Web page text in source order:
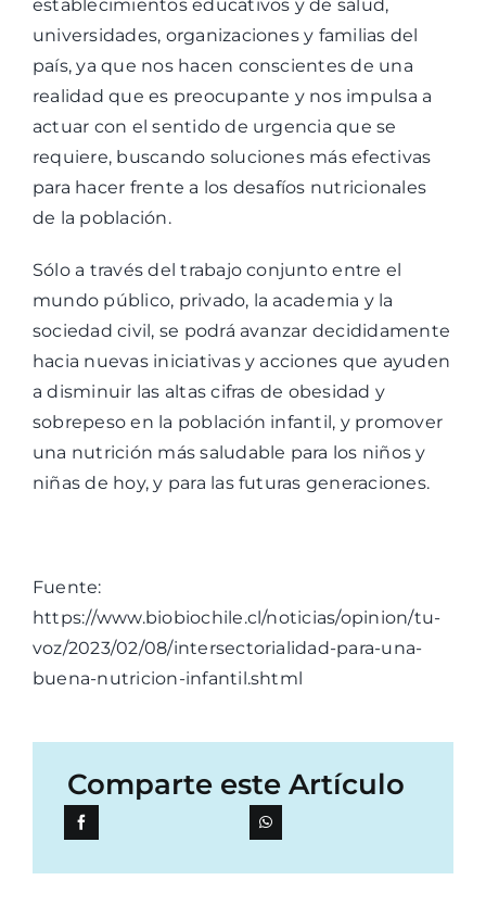
establecimientos educativos y de salud,
universidades, organizaciones y familias del
país, ya que nos hacen conscientes de una
realidad que es preocupante y nos impulsa a
actuar con el sentido de urgencia que se
requiere, buscando soluciones más efectivas
para hacer frente a los desafíos nutricionales
de la población.
Sólo a través del trabajo conjunto entre el
mundo público, privado, la academia y la
sociedad civil, se podrá avanzar decididamente
hacia nuevas iniciativas y acciones que ayuden
a disminuir las altas cifras de obesidad y
sobrepeso en la población infantil, y promover
una nutrición más saludable para los niños y
niñas de hoy, y para las futuras generaciones.
Fuente:
https://www.biobiochile.cl/noticias/opinion/tu-
voz/2023/02/08/intersectorialidad-para-una-
buena-nutricion-infantil.shtml
Comparte este Artículo